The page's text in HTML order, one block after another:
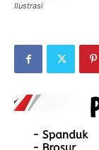
Ilustrasi